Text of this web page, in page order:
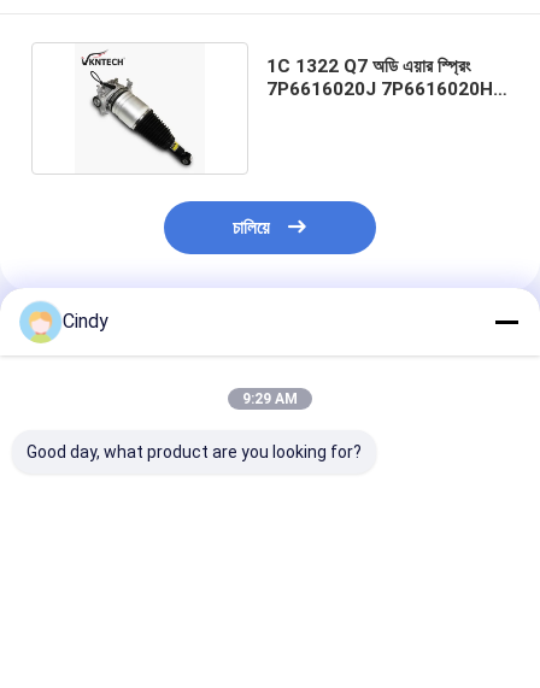
1C 1322 Q7 অডি এয়ার স্প্রিং
7P6616020J 7P6616020H
চালিয়ে
প্রস্তাবিত পণ্য
Cindy
9:29 AM
Good day, what product are you looking for?